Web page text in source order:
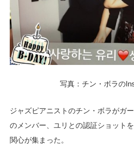
写真：チン・ボラの
ジャズピアニストのチン・ボラがガ
のメンバー、ユリとの認証ショット
関心が集まった。